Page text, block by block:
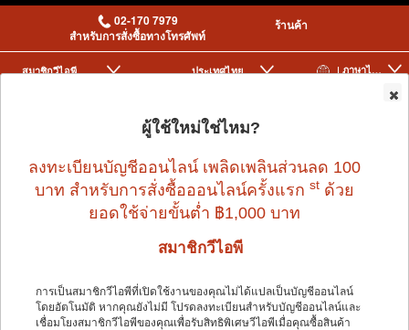
02-170 7979
สำหรับการสั่งซื้อทางโทรศัพท์
ร้านค้า
| ภาษาไทย
ประเทศไทย
สมาชิกวีไอพี
|
ผู้ใช้ใหม่ใช่ไหม?
ลงทะเบียนบัญชีออนไลน์ เพลิดเพลินส่วนลด 100
บาท สำหรับการสั่งซื้อออนไลน์ครั้งแรกst ด้วย
ยอดใช้จ่ายขั้นต่ำ ฿1,000 บาท
สมาชิกวีไอพี
การเป็นสมาชิกวีไอพีที่เปิดใช้งานของคุณไม่ได้แปลเป็นบัญชีออนไลน์
โดยอัตโนมัติ หากคุณยังไม่มี โปรดลงทะเบียนสำหรับบัญชีออนไลน์และ
เชื่อมโยงสมาชิกวีไอพีของคุณเพื่อรับสิทธิพิเศษวีไอพีเมื่อคุณซื้อสินค้า